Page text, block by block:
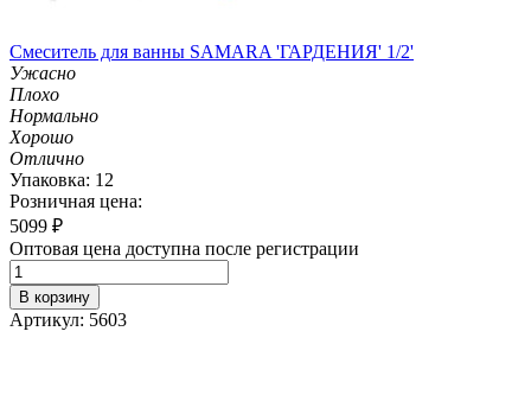
Смеситель для ванны SAMARA 'ГАРДЕНИЯ' 1/2'
Ужасно
Плохо
Нормально
Хорошо
Отлично
Упаковка: 12
Розничная цена:
5099 ₽
Оптовая цена доступна после регистрации
В корзину
Артикул: 5603